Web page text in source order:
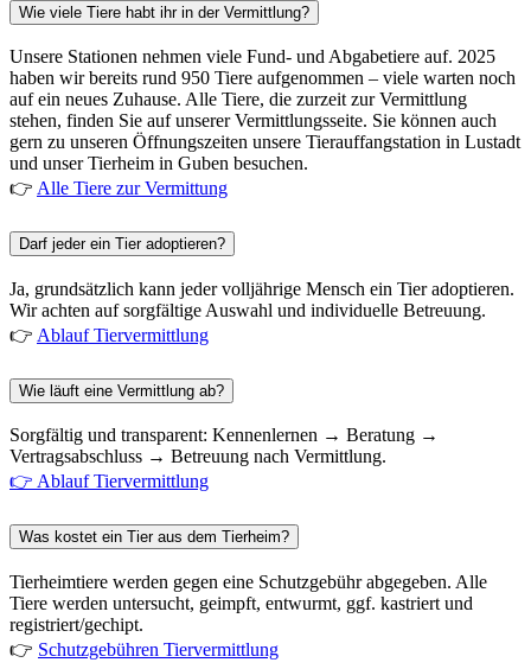
Wie viele Tiere habt ihr in der Vermittlung?
Unsere Stationen nehmen viele Fund- und Abgabetiere auf. 2025
haben wir bereits rund 950 Tiere aufgenommen – viele warten noch
auf ein neues Zuhause. Alle Tiere, die zurzeit zur Vermittlung
stehen, finden Sie auf unserer Vermittlungsseite. Sie können auch
gern zu unseren Öffnungszeiten unsere Tierauffangstation in Lustadt
und unser Tierheim in Guben besuchen.
👉 Alle Tiere zur Vermittung
Darf jeder ein Tier adoptieren?
Ja, grundsätzlich kann jeder volljährige Mensch ein Tier adoptieren.
Wir achten auf sorgfältige Auswahl und individuelle Betreuung.
👉 Ablauf Tiervermittlung
Wie läuft eine Vermittlung ab?
Sorgfältig und transparent: Kennenlernen → Beratung →
Vertragsabschluss → Betreuung nach Vermittlung.
👉 Ablauf Tiervermittlung
Was kostet ein Tier aus dem Tierheim?
Tierheimtiere werden gegen eine Schutzgebühr abgegeben. Alle
Tiere werden untersucht, geimpft, entwurmt, ggf. kastriert und
registriert/gechipt.
👉 Schutzgebühren Tiervermittlung